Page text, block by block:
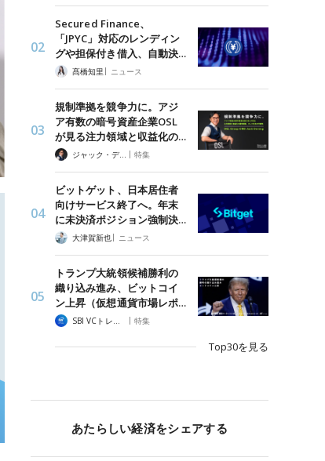
Secured Finance、
「JPYC」対応のレンディン
グや担保付き借入、自動決…
髙橋知里 | ニュース
規制準拠を競争力に。アジ
ア有数の暗号資産企業OSL
が見る注力領域と収益化の…
ジャック・デロン（Jack Derong） | 特集
ビットゲット、日本居住者
向けサービス終了へ。年末
に未決済ポジション強制決…
大津賀新也| ニュース
トランプ大統領候補勝利の
織り込み進み、ビットコイ
ン上昇（仮想通貨市場レポ…
| 特集
Top30を見る
あたらしい経済をシェアする